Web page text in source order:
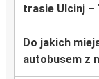
trasie Ulcinj –
Do jakich
autobusem z